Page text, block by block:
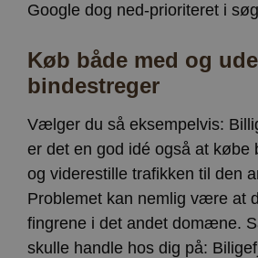
Google dog ned-prioriteret i
Køb både med og
bindestreger
Vælger du så eksempelvis:
er det en god idé også at købe
og viderestille trafikken til den
Problemet kan nemlig være at
fingrene i det andet domæne.
skulle handle hos dig på: